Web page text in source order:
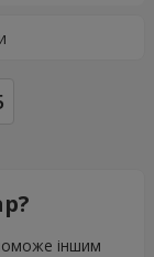
іншим